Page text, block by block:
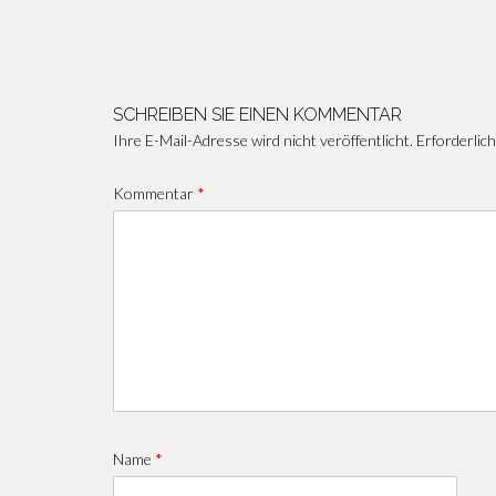
SCHREIBEN SIE EINEN KOMMENTAR
Ihre E-Mail-Adresse wird nicht veröffentlicht.
Kommentar *
Name *